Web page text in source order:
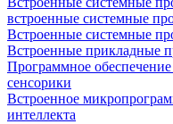
встроенные системные
Встроенные системные
Встроенные прикладные
Программное
сенсорики
Встроенное
интеллекта